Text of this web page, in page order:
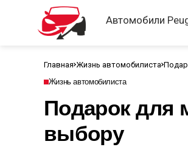
Автомобили
Главная Жизнь автомобилиста
Жизнь автомобилиста
Подарок для
выбору